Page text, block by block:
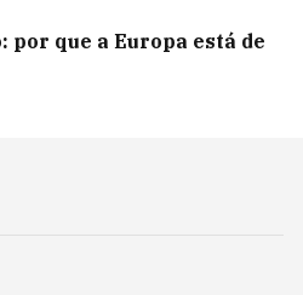
por que a Europa está de